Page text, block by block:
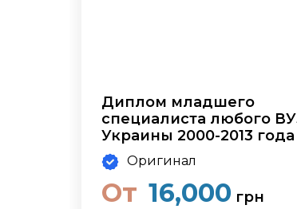
Диплом младшего
специалиста любого
Украины 2000-2013 года
Оригинал
От 16,000 грн